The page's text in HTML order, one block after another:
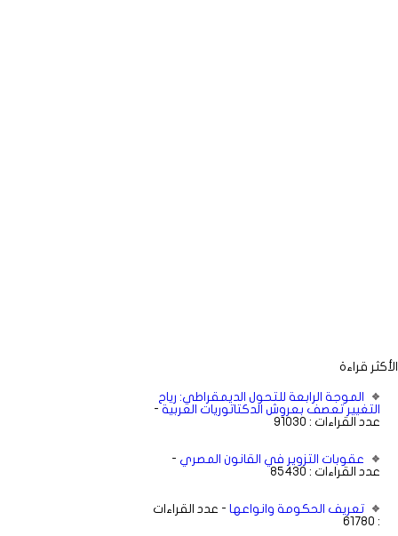
الأكثر قراءة
الموجة الرابعة للتحول الديمقراطي: رياح
التغيير تعصف بعروش الدكتاتوريات العربية -
عدد القراءات : 91030
عقوبات التزوير في القانون المصري -
عدد القراءات : 85430
تعريف الحكومة وانواعها - عدد القراءات
: 61780